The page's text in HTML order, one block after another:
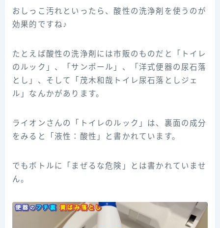
おしっこ汚れといったら、酸性の洗浄剤を使うのが
効果的ですね♪
たとえば酸性の洗浄剤には市販のものだと「トイレ
のルック」、「サンポール」、「洋式便器の尿石落
とし」、そして「茂木和哉トイレ尿石落としジェ
ル」なんかがあります。
ライオンさんの「トイレのルック」は、裏面の成分
をみると「液性：酸性」と書かれています。
でもボトルに「まぜるな危険」とは書かれていませ
ん。